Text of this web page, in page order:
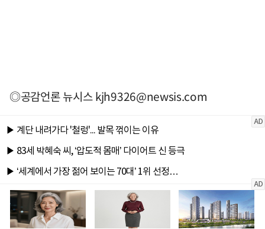
◎공감언론 뉴시스kjh9326@newsis.com